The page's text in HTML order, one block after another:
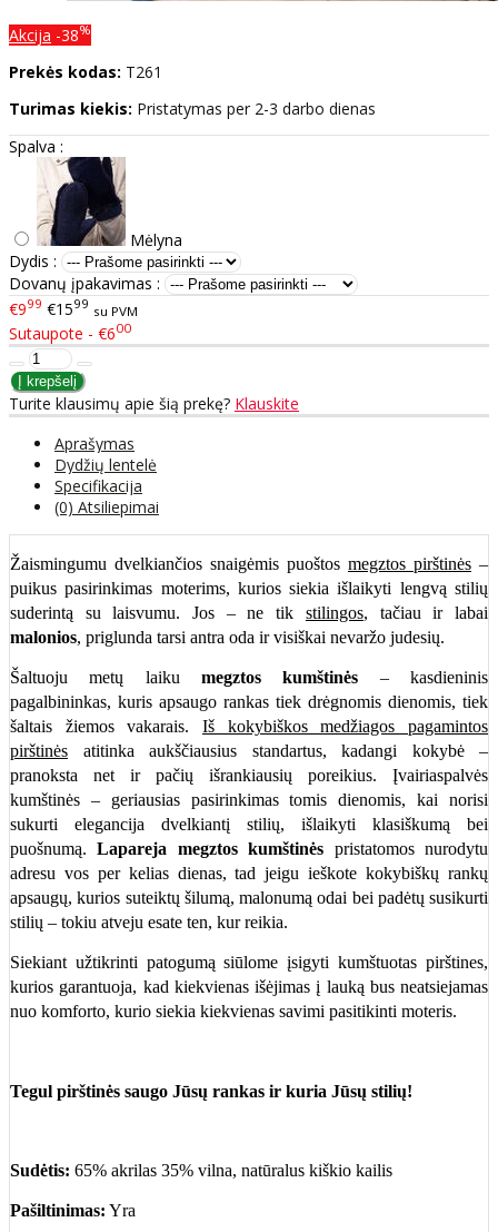
Akcija -38%
Prekės kodas: T261
Turimas kiekis: Pristatymas per 2-3 darbo dienas
Spalva :
Mėlyna
Dydis :
Dovanų įpakavimas :
€999 €1599 su PVM
Sutaupote - €600
Turite klausimų apie šią prekę? Klauskite
Aprašymas
Dydžių lentelė
Specifikacija
(0) Atsiliepimai
Žaismingumu dvelkiančios snaigėmis puoštos megztos pirštinės –
puikus pasirinkimas moterims, kurios siekia išlaikyti lengvą stilių
suderintą su laisvumu. Jos – ne tik stilingos, tačiau ir labai
malonios, priglunda tarsi antra oda ir visiškai nevaržo judesių.
Šaltuoju metų laiku megztos kumštinės – kasdieninis
pagalbininkas, kuris apsaugo rankas tiek drėgnomis dienomis, tiek
šaltais žiemos vakarais. Iš kokybiškos medžiagos pagamintos
pirštinės atitinka aukščiausius standartus, kadangi kokybė –
pranoksta net ir pačių išrankiausių poreikius. Įvairiaspalvės
kumštinės – geriausias pasirinkimas tomis dienomis, kai norisi
sukurti elegancija dvelkiantį stilių, išlaikyti klasiškumą bei
puošnumą.Lapareja megztos kumštinės pristatomos nurodytu
adresu vos per kelias dienas, tad jeigu ieškote kokybiškų rankų
apsaugų, kurios suteiktų šilumą, malonumą odai bei padėtų susikurti
stilių – tokiu atveju esate ten, kur reikia.
Siekiant užtikrinti patogumą siūlome įsigyti kumštuotas pirštines,
kurios garantuoja, kad kiekvienas išėjimas į lauką bus neatsiejamas
nuo komforto, kurio siekia kiekvienas savimi pasitikinti moteris.
Tegul pirštinės saugo Jūsų rankas ir kuria Jūsų stilių!
Sudėtis: 65% akrilas 35% vilna, natūralus kiškio kailis
Pašiltinimas: Yra